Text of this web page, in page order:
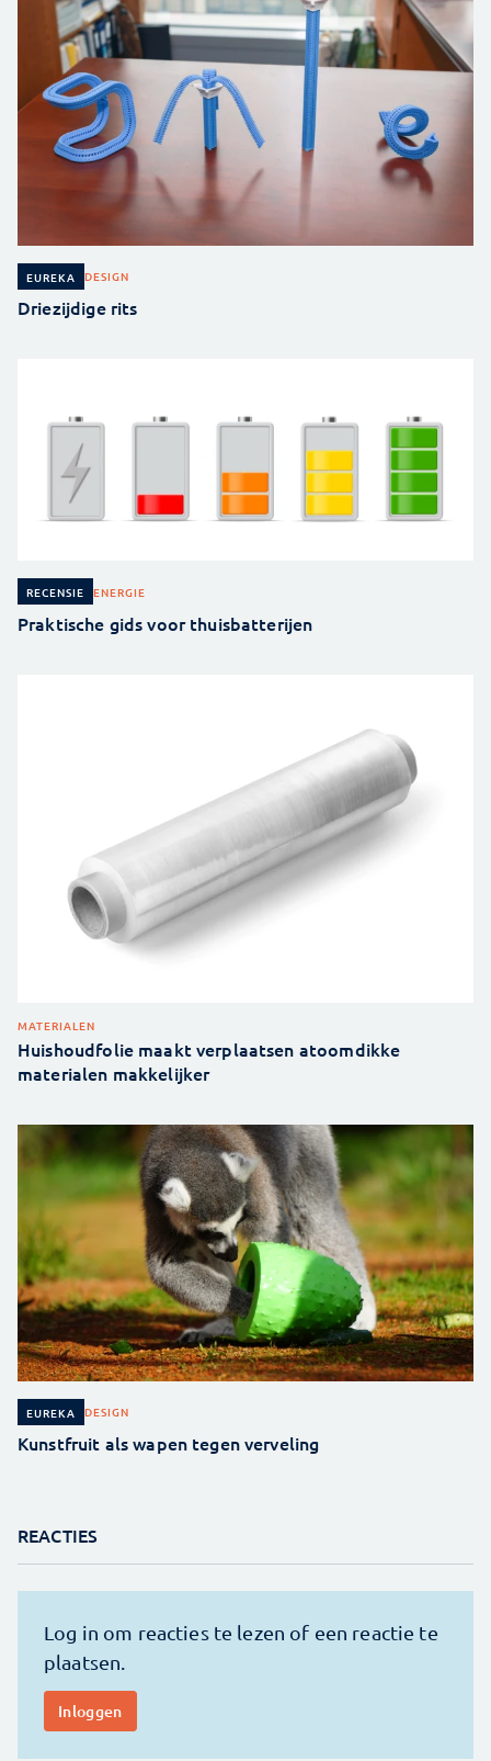
EUREKA DESIGN
Driezijdige rits
RECENSIE ENERGIE
Praktische gids voor thuisbatterijen
MATERIALEN
Huishoudfolie maakt verplaatsen atoomdikke
materialen makkelijker
EUREKA DESIGN
Kunstfruit als wapen tegen verveling
REACTIES